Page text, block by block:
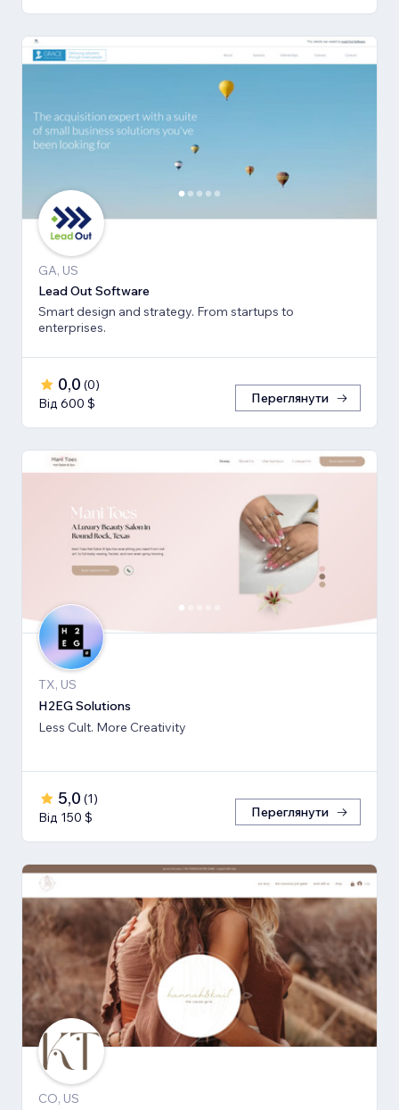
GA, US
Lead Out Software
Smart design and strategy. From startups to
enterprises.
0,0 (0)
Від 600 $
Переглянути
TX, US
H2EG Solutions
Less Cult. More Creativity
5,0 (1)
Від 150 $
Переглянути
CO, US